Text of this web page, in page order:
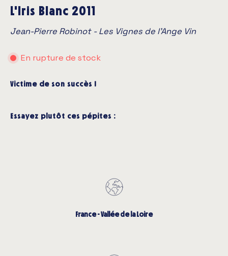
L'Iris Blanc 2011
Jean-Pierre Robinot - Les Vignes de l’Ange Vin
En rupture de stock
Victime de son succès !
Essayez plutôt ces pépites :
France - Vallée de la Loire